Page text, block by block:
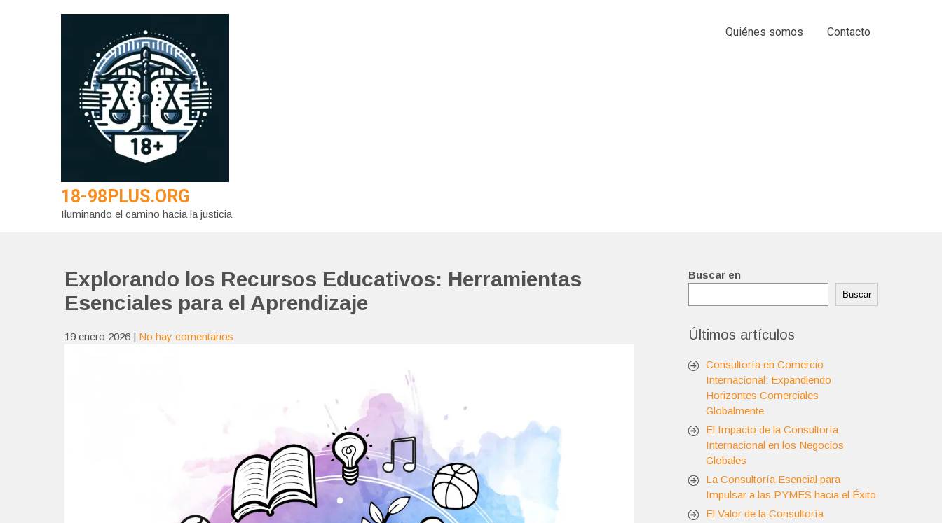
18-98PLUS.ORG
Iluminando el camino hacia la justicia
Quiénes somos Contacto
Explorando los Recursos Educativos: Herramientas
Esenciales para el Aprendizaje
19 enero 2026 | No hay comentarios
Buscar en
Buscar
Últimos artículos
Consultoría en Comercio
Internacional: Expandiendo
Horizontes Comerciales
Globalmente
El Impacto de la Consultoría
Internacional en los Negocios
Globales
La Consultoría Esencial para
Impulsar a las PYMES hacia el Éxito
El Valor de la Consultoría